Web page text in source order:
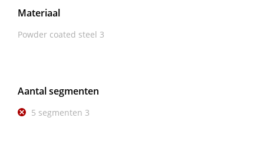
Materiaal
Powder coated steel 3
Aantal segmenten
5 segmenten 3